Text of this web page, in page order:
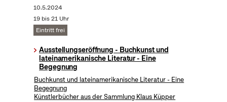
10.5.2024
19 bis 21 Uhr
Eintritt frei
Ausstellungseröffnung - Buchkunst und
lateinamerikanische Literatur - Eine
Begegnung
Buchkunst und lateinamerikanische Literatur - Eine
Begegnung
Künstlerbücher aus der Sammlung Klaus Küpper